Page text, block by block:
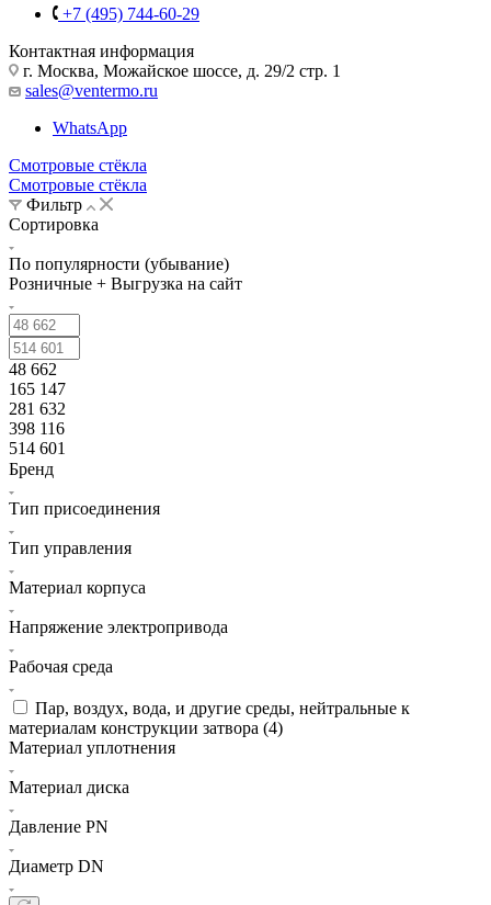
+7 (495) 744-60-29
Контактная информация
г. Москва, Можайское шоссе, д. 29/2 стр. 1
sales@ventermo.ru
WhatsApp
Смотровые стёкла
Смотровые стёкла
Фильтр
Сортировка
По популярности (убывание)
Розничные + Выгрузка на сайт
48 662
165 147
281 632
398 116
514 601
Бренд
Тип присоединения
Тип управления
Материал корпуса
Напряжение электропривода
Рабочая среда
Пар, воздух, вода, и другие среды, нейтральные к
материалам конструкции затвора (4)
Материал уплотнения
Материал диска
Давление PN
Диаметр DN